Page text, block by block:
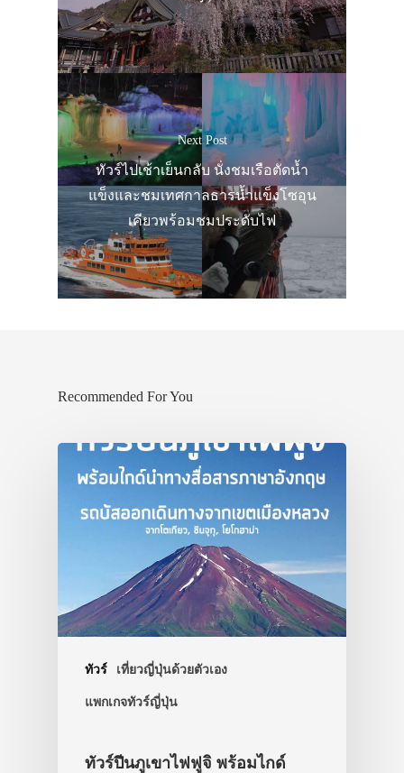
Next Post
ทัวร์ไปเช้าเย็นกลับ นั่งชมเรือตัดน้ำ
แข็งและชมเทศกาลธารน้ำแข็งโซอุน
เคียวพร้อมชมประดับไฟ
Recommended For You
ทัวร์ เที่ยวญี่ปุ่นด้วยตัวเอง
แพกเกจทัวร์ญี่ปุ่น
ทัวร์ปีนภูเขาไฟฟูจิ พร้อมไกด์